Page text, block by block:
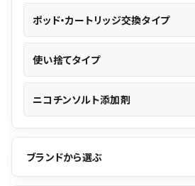
ポッド・カートリッジ交換タイプ
使い捨てタイプ
ニコチンソルト添加剤
ブランドから選ぶ